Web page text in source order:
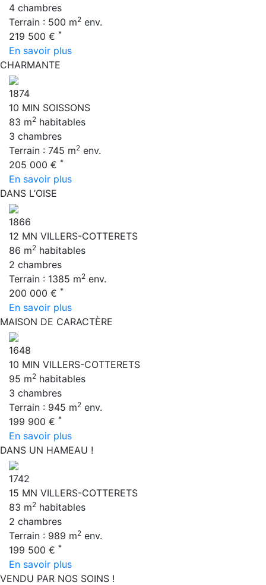
4 chambres
Terrain : 500 m2 env.
219 500 € *
En savoir plus
CHARMANTE
1874
10 MIN SOISSONS
83 m2 habitables
3 chambres
Terrain : 745 m2 env.
205 000 € *
En savoir plus
DANS L’OISE
1866
12 MN VILLERS-COTTERETS
86 m2 habitables
2 chambres
Terrain : 1385 m2 env.
200 000 € *
En savoir plus
MAISON DE CARACTÈRE
1648
10 MIN VILLERS-COTTERETS
95 m2 habitables
3 chambres
Terrain : 945 m2 env.
199 900 € *
En savoir plus
DANS UN HAMEAU !
1742
15 MN VILLERS-COTTERETS
83 m2 habitables
2 chambres
Terrain : 989 m2 env.
199 500 € *
En savoir plus
VENDU PAR NOS SOINS !